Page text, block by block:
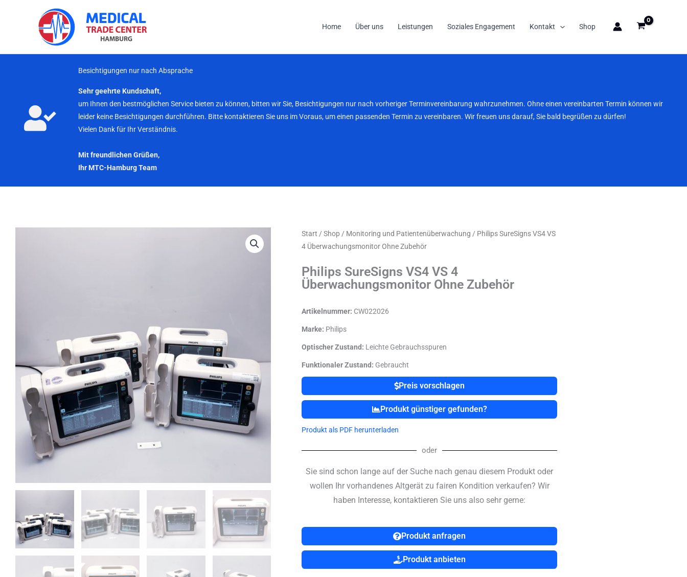
Home Über uns Leistungen Soziales Engagement Kontakt Shop
Besichtigungen nur nach Absprache
Sehr geehrte Kundschaft,
um Ihnen den bestmöglichen Service bieten zu können, bitten wir Sie, Besichtigungen nur nach vorheriger Terminvereinbarung wahrzunehmen. Ohne einen vereinbarten Termin können wir
leider keine Besichtigungen durchführen. Bitte kontaktieren Sie uns im Voraus, um einen passenden Termin zu vereinbaren. Wir freuen uns darauf, Sie bald begrüßen zu dürfen!
Vielen Dank für Ihr Verständnis.
Mit freundlichen Grüßen,
Ihr MTC-Hamburg Team
Start / Shop / Monitoring und Patientenüberwachung / Philips SureSigns VS4 VS
4 Überwachungsmonitor Ohne Zubehör
Philips SureSigns VS4 VS 4
Überwachungsmonitor Ohne Zubehör
Artikelnummer: CW022026
Marke: Philips
Optischer Zustand: Leichte Gebrauchsspuren
Funktionaler Zustand: Gebraucht
Preis vorschlagen
Produkt günstiger gefunden?
Produkt als PDF herunterladen
oder
Sie sind schon lange auf der Suche nach genau diesem Produkt oder
wollen Ihr vorhandenes Altgerät zu fairen Kondition verkaufen? Wir
haben Interesse, kontaktieren Sie uns also sehr gerne:
Produkt anfragen
Produkt anbieten